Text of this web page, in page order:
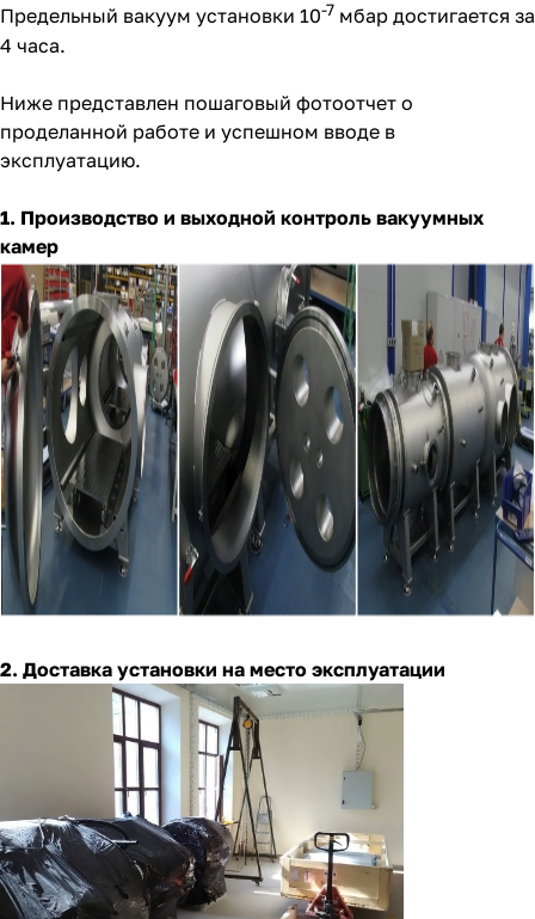
Предельный вакуум установки 10-7 мбар достигается за
4 часа.
Ниже представлен пошаговый фотоотчет о
проделанной работе и успешном вводе в
эксплуатацию.
1. Производство и выходной контроль вакуумных
камер
2. Доставка установки на место эксплуатации